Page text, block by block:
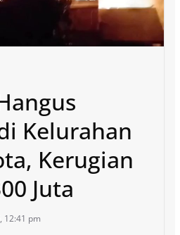
Kelurahan
Kerugian
Juta
12:41 pm